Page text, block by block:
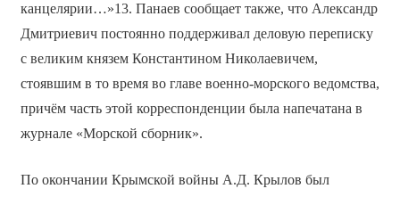
канцелярии…»13. Панаев сообщает также, что Александр
Дмитриевич постоянно поддерживал деловую переписку
с великим князем Константином Николаевичем,
стоявшим в то время во главе военно-морского ведомства,
причём часть этой корреспонденции была напечатана в
журнале «Морской сборник».
По окончании Крымской войны А.Д. Крылов был